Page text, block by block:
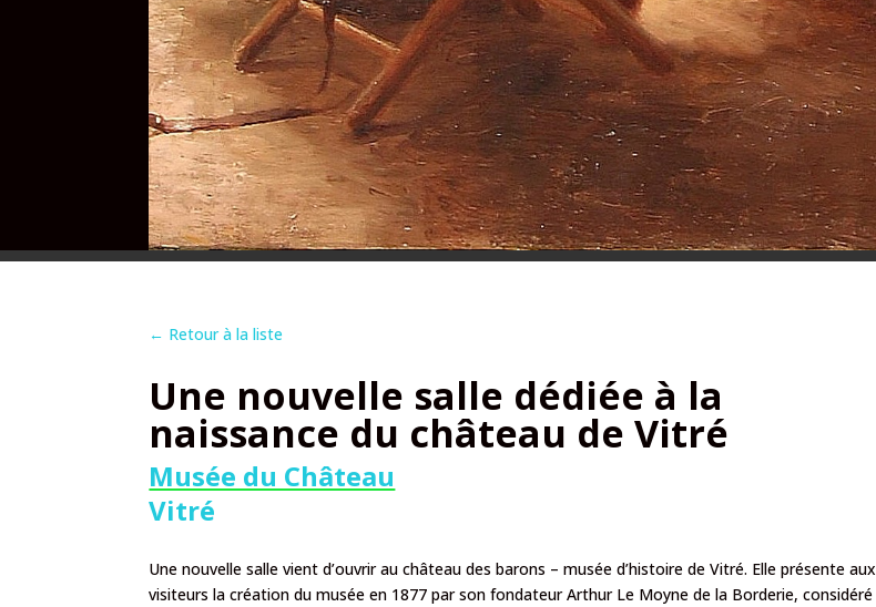
← Retour à la liste
Une nouvelle salle dédiée à la
naissance du château de Vitré
Musée du Château
Vitré
Une nouvelle salle vient d’ouvrir au château des barons – musée d’histoire de Vitré. Elle présente aux
visiteurs la création du musée en 1877 par son fondateur Arthur Le Moyne de la Borderie, considéré